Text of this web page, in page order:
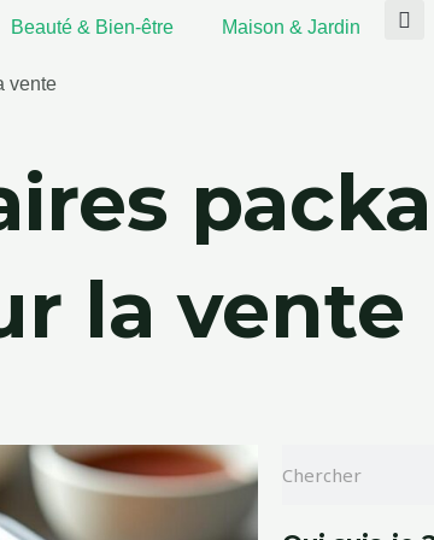
Beauté & Bien-être Maison & Jardin
vente
la vente